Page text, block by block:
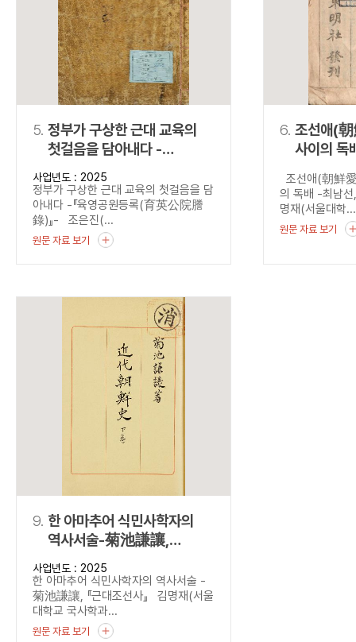
5. 정부가 구상한 근대 교육의
첫걸음을 담아내다 -
『육영공원등록
(育英公院謄錄)』-
사업년도 : 2025
정부가 구상한 근대 교육의 첫걸음을 담
아내다 -『육영공원등록(育英公院謄
錄)』- 조은진(...
원문 자료 보기
6. 조선애(
사이의 독배 -최
『國民
조선애(朝鮮
의 독배 -최남
명재(서울대학...
원문 자료 보기
9. 한 아마추어 식민사학자의
역사서술-菊池謙讓,
『근대조선사』
사업년도 : 2025
한 아마추어 식민사학자의 역사서술 -
菊池謙讓, 『근대조선사』 김명재(서울
대학교 국사학과...
원문 자료 보기